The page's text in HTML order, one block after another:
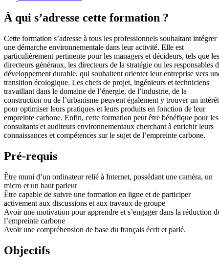
À qui s’adresse cette formation ?
Cette formation s’adresse à tous les professionnels souhaitant intégrer
une démarche environnementale dans leur activité. Elle est
particulièrement pertinente pour les managers et décideurs, tels que les
directeurs généraux, les directeurs de la stratégie ou les responsables
développement durable, qui souhaitent orienter leur entreprise vers
transition écologique. Les chefs de projet, ingénieurs et techniciens
travaillant dans le domaine de l’énergie, de l’industrie, de la
construction ou de l’urbanisme peuvent également y trouver un intérêt
pour optimiser leurs pratiques et leurs produits en fonction de leur
empreinte carbone. Enfin, cette formation peut être bénéfique pour les
consultants et auditeurs environnementaux cherchant à enrichir leurs
connaissances et compétences sur le sujet de l’empreinte carbone.
Pré-requis
Être muni d’un ordinateur relié à Internet, possédant une caméra, un
micro et un haut parleur
Être capable de suivre une formation en ligne et de participer
activement aux discussions et aux travaux de groupe
Avoir une motivation pour apprendre et s’engager dans la réduction
l’empreinte carbone
Avoir une compréhension de base du français écrit et parlé.
Objectifs